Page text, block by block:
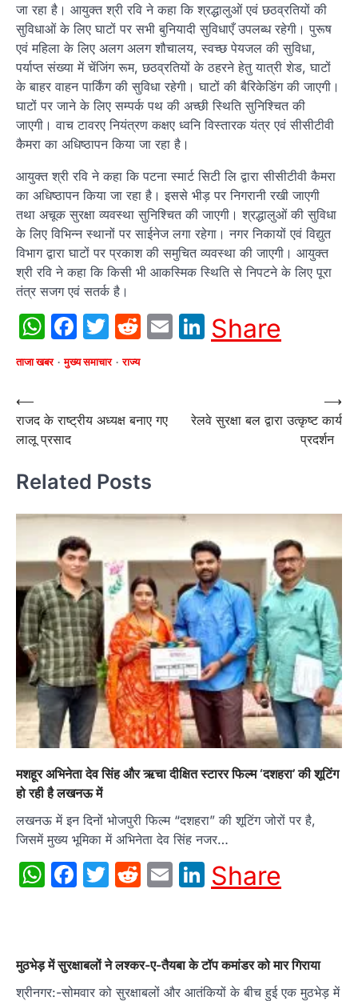
जा रहा है। आयुक्त श्री रवि ने कहा कि श्रद्धालुओं एवं छठव्रतियों की
सुविधाओं के लिए घाटों पर सभी बुनियादी सुविधाएँ उपलब्ध रहेगी। पुरूष
एवं महिला के लिए अलग अलग शौचालय, स्वच्छ पेयजल की सुविधा,
पर्याप्त संख्या में चेंजिंग रूम, छठव्रतियों के ठहरने हेतु यात्री शेड, घाटों
के बाहर वाहन पार्किंग की सुविधा रहेगी। घाटों की बैरिकेडिंग की जाएगी।
घाटों पर जाने के लिए सम्पर्क पथ की अच्छी स्थिति सुनिश्चित की
जाएगी। वाच टावरए नियंत्रण कक्षए ध्वनि विस्तारक यंत्र एवं सीसीटीवी
कैमरा का अधिष्ठापन किया जा रहा है।
आयुक्त श्री रवि ने कहा कि पटना स्मार्ट सिटी लि द्वारा सीसीटीवी कैमरा
का अधिष्ठापन किया जा रहा है। इससे भीड़ पर निगरानी रखी जाएगी
तथा अचूक सुरक्षा व्यवस्था सुनिश्चित की जाएगी। श्रद्धालुओं की सुविधा
के लिए विभिन्न स्थानों पर साईनेज लगा रहेगा। नगर निकायों एवं विद्युत
विभाग द्वारा घाटों पर प्रकाश की समुचित व्यवस्था की जाएगी। आयुक्त
श्री रवि ने कहा कि किसी भी आकस्मिक स्थिति से निपटने के लिए पूरा
तंत्र सजग एवं सतर्क है।
WhatsApp
Facebook
Twitter
Reddit
EmailLinkedIn
Share
ताजा खबर मुख्य समाचार राज्य
Post
navigation
⟵
राजद के राष्ट्रीय अध्यक्ष बनाए गए
लालू प्रसाद
रेलवे सुरक्षा बल द्वारा उत्कृष्ट कार्य
प्रदर्शन
⟶
Related Posts
मशहूर अभिनेता देव सिंह और ऋचा दीक्षित स्टारर फिल्म ‘दशहरा’ की शूटिंग
हो रही है लखनऊ में
लखनऊ में इन दिनों भोजपुरी फिल्म “दशहरा” की शूटिंग जोरों पर है,
जिसमें मुख्य भूमिका में अभिनेता देव सिंह नजर…
WhatsApp
Facebook
Twitter
Reddit
EmailLinkedIn
Share
मुठभेड़ में सुरक्षाबलों ने लश्कर-ए-तैयबा के टॉप कमांडर को मार गिराया
श्रीनगर:-सोमवार को सुरक्षाबलों और आतंकियों के बीच हुई एक मुठभेड़ में